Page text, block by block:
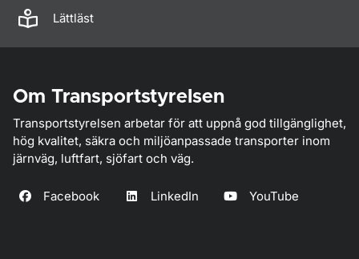
Lättläst
Om Transportstyrelsen
Transportstyrelsen arbetar för att uppnå god tillgänglighet,
hög kvalitet, säkra och miljöanpassade transporter inom
järnväg, luftfart, sjöfart och väg.
Facebook LinkedIn YouTube